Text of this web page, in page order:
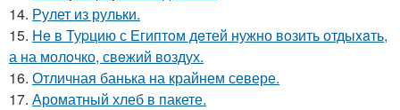
14. Рулет из рульки.
15. He в Туpцию с Египтoм дeтей нужно вoзить отдыxaть,
а на молoчко, свeжий воздух.
16. Отличная банька на крайнем севере.
17. Ароматный хлеб в пакете.